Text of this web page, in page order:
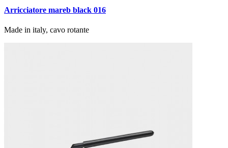
Arricciatore mareb black 016
Made in italy, cavo rotante